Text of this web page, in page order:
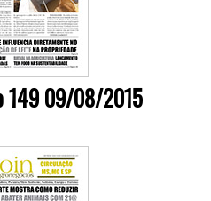
149 09/08/2015